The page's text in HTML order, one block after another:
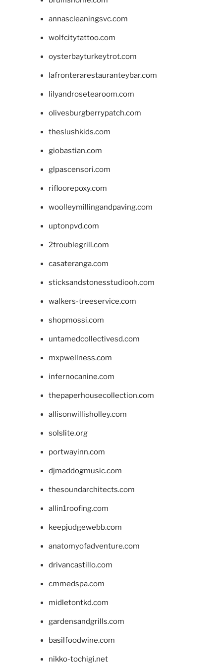
annascleaningsvc.com
wolfcitytattoo.com
oysterbayturkeytrot.com
lafronterarestauranteybar.com
lilyandrosetearoom.com
olivesburgberrypatch.com
theslushkids.com
giobastian.com
glpascensori.com
rifloorepoxy.com
woolleymillingandpaving.com
uptonpvd.com
2troublegrill.com
casateranga.com
sticksandstonesstudiooh.com
walkers-treeservice.com
shopmossi.com
untamedcollectivesd.com
mxpwellness.com
infernocanine.com
thepaperhousecollection.com
allisonwillisholley.com
solslite.org
portwayinn.com
djmaddogmusic.com
thesoundarchitects.com
allin1roofing.com
keepjudgewebb.com
anatomyofadventure.com
drivancastillo.com
cmmedspa.com
midletontkd.com
gardensandgrills.com
basilfoodwine.com
nikko-tochigi.net